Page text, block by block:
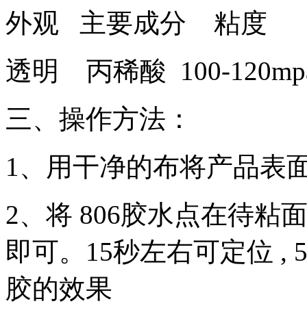
外观 主要成分 粘
透明 丙稀酸 100-
三、操作方法：
1、用干净的布将产品表
2、将 806胶水点在待粘
即可。15秒左右可定位 ,
胶的效果